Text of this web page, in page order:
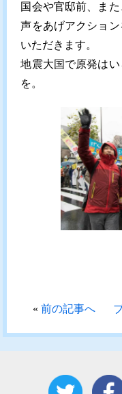
国会や官邸前、ま
声をあげアクショ
いただきます。
地震大国で原発は
を。
«前の記事へ